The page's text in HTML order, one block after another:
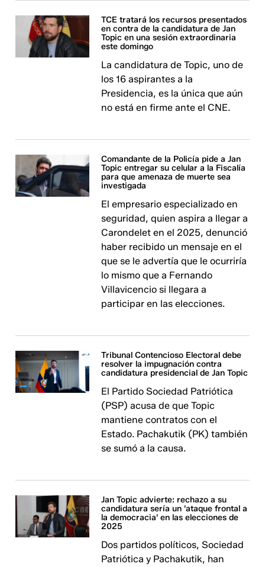
TCE tratará los recursos presentados
en contra de la candidatura de Jan
Topic en una sesión extraordinaria
este domingo
La candidatura de Topic, uno de
los 16 aspirantes a la
Presidencia, es la única que aún
no está en firme ante el CNE.
Comandante de la Policía pide a Jan
Topic entregar su celular a la Fiscalía
para que amenaza de muerte sea
investigada
El empresario especializado en
seguridad, quien aspira a llegar a
Carondelet en el 2025, denunció
haber recibido un mensaje en el
que se le advertía que le ocurriría
lo mismo que a Fernando
Villavicencio si llegara a
participar en las elecciones.
Tribunal Contencioso Electoral debe
resolver la impugnación contra
candidatura presidencial de Jan Topic
El Partido Sociedad Patriótica
(PSP) acusa de que Topic
mantiene contratos con el
Estado. Pachakutik (PK) también
se sumó a la causa.
Jan Topic advierte: rechazo a su
candidatura sería un 'ataque frontal a
la democracia' en las elecciones de
2025
Dos partidos políticos, Sociedad
Patriótica y Pachakutik, han